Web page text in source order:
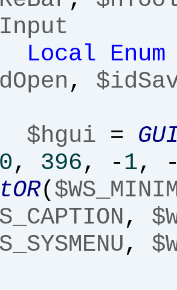
Local Enum
,
$hgui =
, 396, -1,
(
,
,